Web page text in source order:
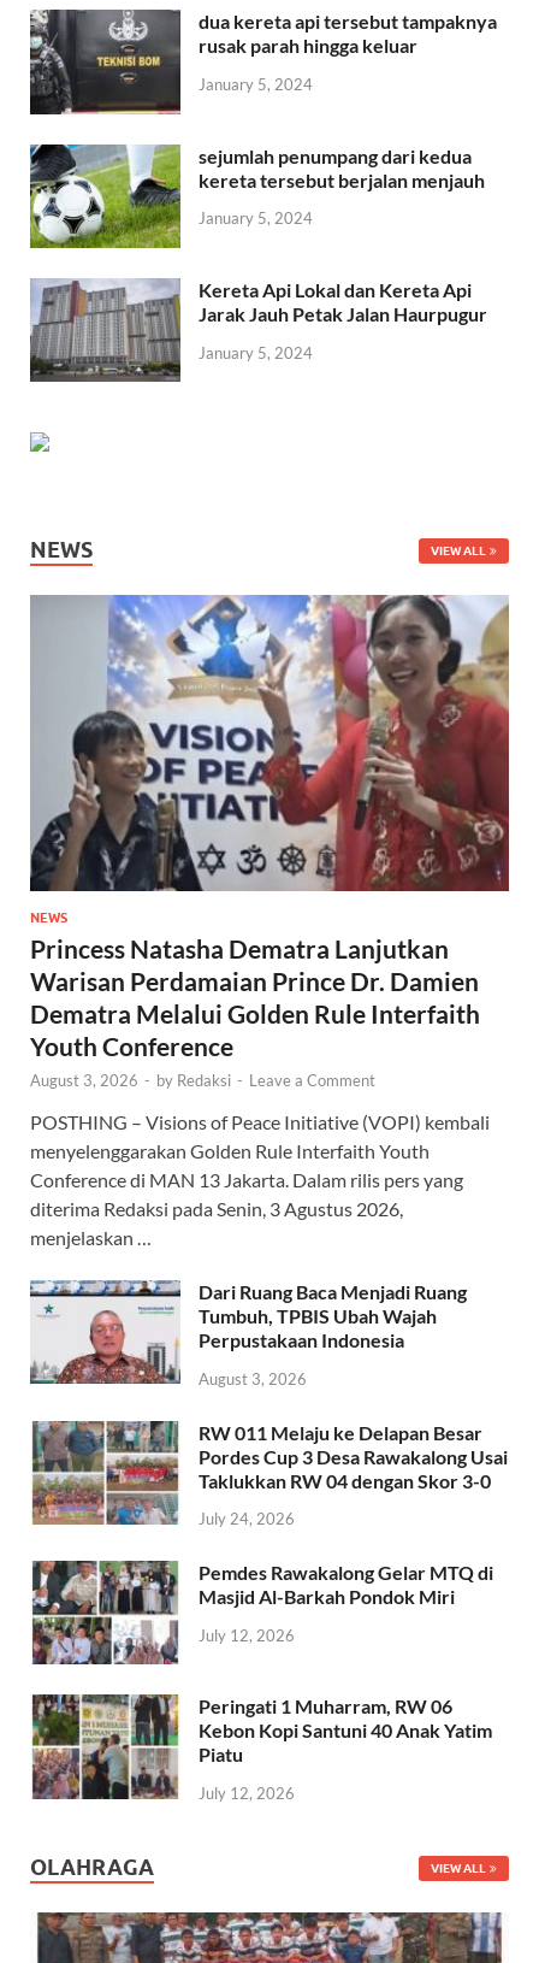
dua kereta api tersebut tampaknya
rusak parah hingga keluar
January 5, 2024
sejumlah penumpang dari kedua
kereta tersebut berjalan menjauh
January 5, 2024
Kereta Api Lokal dan Kereta Api
Jarak Jauh Petak Jalan Haurpugur
January 5, 2024
NEWS VIEW ALL
NEWS
Princess Natasha Dematra Lanjutkan
Warisan Perdamaian Prince Dr. Damien
Dematra Melalui Golden Rule Interfaith
Youth Conference
August 3, 2026 - by Redaksi - Leave a Comment
POSTHING – Visions of Peace Initiative (VOPI) kembali
menyelenggarakan Golden Rule Interfaith Youth
Conference di MAN 13 Jakarta. Dalam rilis pers yang
diterima Redaksi pada Senin, 3 Agustus 2026,
menjelaskan …
Dari Ruang Baca Menjadi Ruang
Tumbuh, TPBIS Ubah Wajah
Perpustakaan Indonesia
August 3, 2026
RW 011 Melaju ke Delapan Besar
Pordes Cup 3 Desa Rawakalong Usai
Taklukkan RW 04 dengan Skor 3-0
July 24, 2026
Pemdes Rawakalong Gelar MTQ di
Masjid Al-Barkah Pondok Miri
July 12, 2026
Peringati 1 Muharram, RW 06
Kebon Kopi Santuni 40 Anak Yatim
Piatu
July 12, 2026
OLAHRAGA VIEW ALL